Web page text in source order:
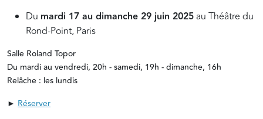
Du mardi 17 au dimanche 29 juin 2025au Théâtre du
Rond-Point, Paris
Salle Roland Topor
Du mardi au vendredi, 20h - samedi, 19h - dimanche, 16h
Relâche : les lundis
► Réserver